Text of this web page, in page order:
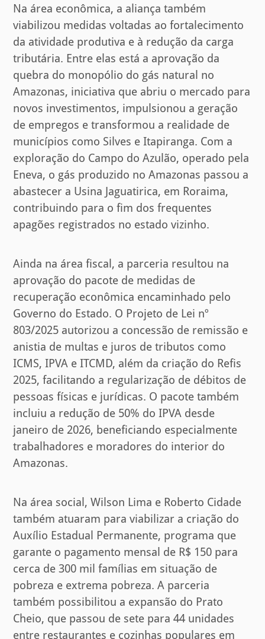
Na área econômica, a aliança também
viabilizou medidas voltadas ao fortalecimento
da atividade produtiva e à redução da carga
tributária. Entre elas está a aprovação da
quebra do monopólio do gás natural no
Amazonas, iniciativa que abriu o mercado para
novos investimentos, impulsionou a geração
de empregos e transformou a realidade de
municípios como Silves e Itapiranga. Com a
exploração do Campo do Azulão, operado pela
Eneva, o gás produzido no Amazonas passou a
abastecer a Usina Jaguatirica, em Roraima,
contribuindo para o fim dos frequentes
apagões registrados no estado vizinho.
Ainda na área fiscal, a parceria resultou na
aprovação do pacote de medidas de
recuperação econômica encaminhado pelo
Governo do Estado. O Projeto de Lei nº
803/2025 autorizou a concessão de remissão e
anistia de multas e juros de tributos como
ICMS, IPVA e ITCMD, além da criação do Refis
2025, facilitando a regularização de débitos de
pessoas físicas e jurídicas. O pacote também
incluiu a redução de 50% do IPVA desde
janeiro de 2026, beneficiando especialmente
trabalhadores e moradores do interior do
Amazonas.
Na área social, Wilson Lima e Roberto Cidade
também atuaram para viabilizar a criação do
Auxílio Estadual Permanente, programa que
garante o pagamento mensal de R$ 150 para
cerca de 300 mil famílias em situação de
pobreza e extrema pobreza. A parceria
também possibilitou a expansão do Prato
Cheio, que passou de sete para 44 unidades
entre restaurantes e cozinhas populares em